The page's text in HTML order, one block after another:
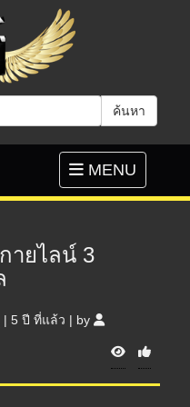
ค้นหา
Toggle
navigation
MENU
ายไลน์ 3
| 5 ปี ที่แล้ว | by
V
i